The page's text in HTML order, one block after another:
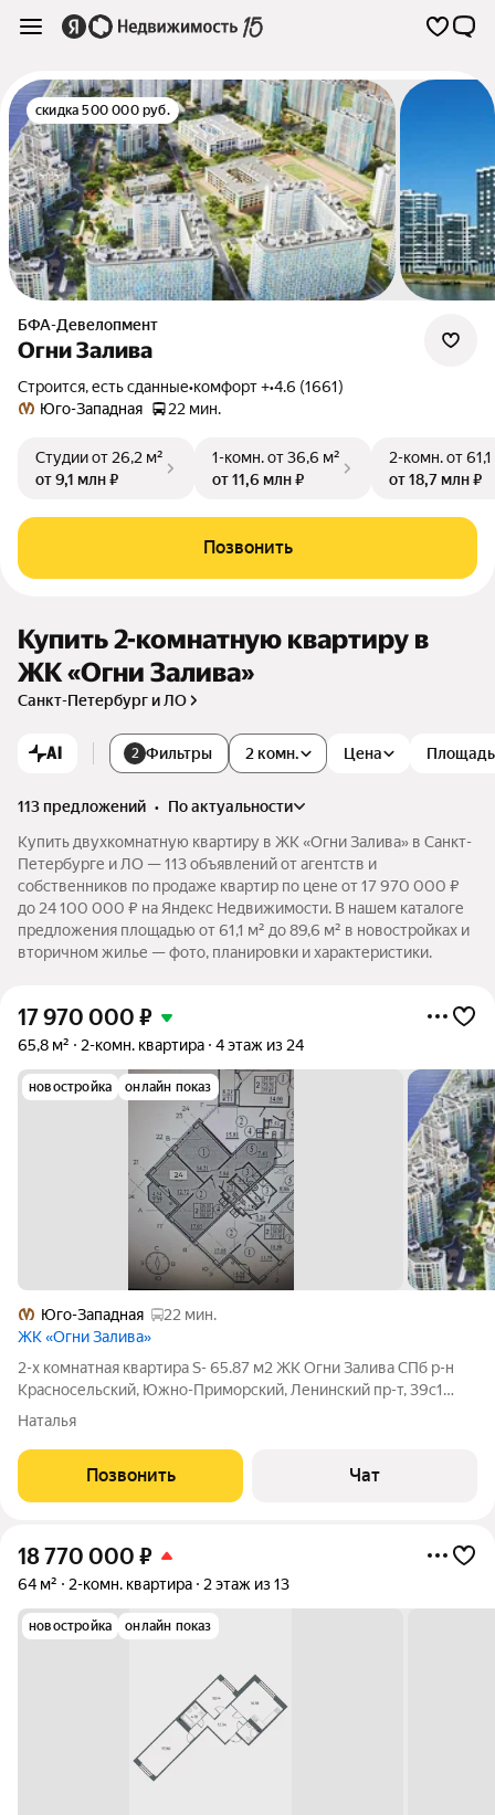
скидка 500 000 руб.
БФА-Девелопмент
Огни Залива
Строится, есть сданные•комфорт +•4.6 (1661)
Юго-Западная
22 мин.
Студииот 26,2 м²
от 9,1 млн ₽
1-комн.от 36,6 м²
от 11,6 млн ₽
2-комн.от
от 18,7 млн ₽
Позвонить
Купить 2-комнатную квартиру в
ЖК «Огни Залива»
Санкт-Петербург и ЛО
AI 2 Фильтры 2 комн. Цена Площадь
113 предложений •
по актуальности
Купить двухкомнатную квартиру в ЖК «Огни Залива» в Санкт-
Петербурге и ЛО — 113 объявлений от агентств и
собственников по продаже квартир по цене от 17 970 000 ₽
до 24 100 000 ₽ на Яндекс Недвижимости. В нашем каталоге
предложения площадью от 61,1 м² до 89,6 м² в новостройках и
вторичном жилье — фото, планировки и характеристики.
17 970 000 ₽
65,8 м² 2-комн. квартира 4 этаж из 24
новостройка онлайн показ
Юго-Западная
22 мин.
ЖК «Огни Залива»
2-х комнатная квартира S- 65.87 м2 ЖК Огни Залива СПб р-н
Красносельский, Южно-Приморский, Ленинский пр-т, 39с1
Квартира с видом на Финский залив в Башне 3 корпус 5. Окна
санузлы кафель,
Наталья
Позвонить Чат
18 770 000 ₽
64 м² 2-комн. квартира 2 этаж из 13
новостройка онлайн показ